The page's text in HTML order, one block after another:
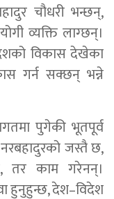
चौधरी भन्छन्,
व्यक्ति लाग्छन्।
विकास देखेका
गर्न सक्छन् भन्ने
पुगेकी भूतपूर्व
जस्तै छ,
तर काम गरेनन्।
हुनुहुन्छ, देश–विदेश